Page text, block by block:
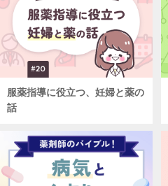
服薬指導に役立つ、妊婦と薬の
話